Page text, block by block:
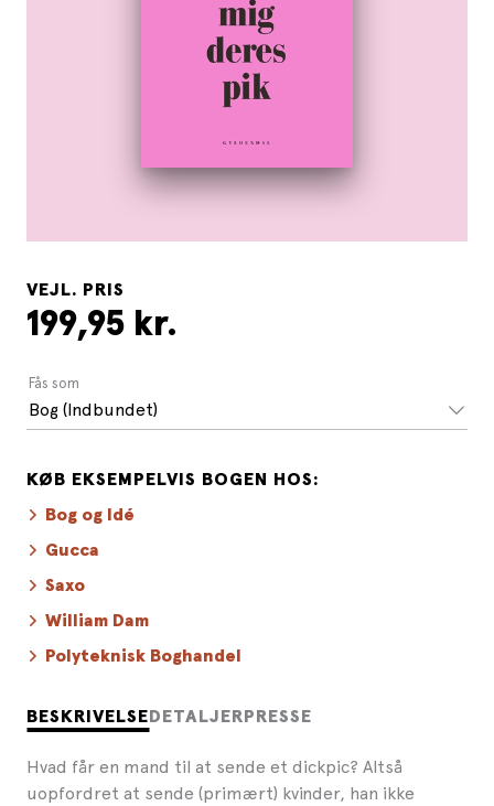
BESKRIVELSE DETALJER PRESSE
Hvad får en mand til at sende et dickpic? Altså
uopfordret at sende (primært) kvinder, han ikke
VEJL. PRIS
199,95 kr.
Fås som
Bog (Indbundet)
KØB EKSEMPELVIS BOGEN HOS:
Bog og Idé
Gucca
Saxo
William Dam
Polyteknisk Boghandel